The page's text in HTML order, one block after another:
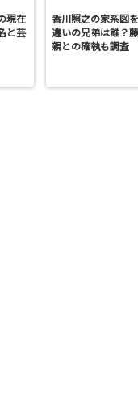
現在
と芸
香川照之の家系図
違いの兄弟は誰？
親との確執も調査